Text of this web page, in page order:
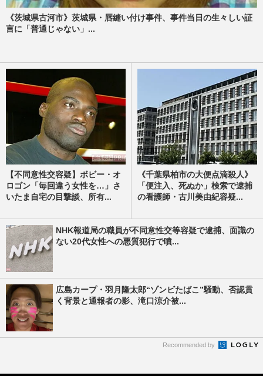
《茨城県古河市》茨城県・唇縫い付け事件、事件当日の生々しい証
言に「普通じゃない」...
【不同意性交容疑】ボビー・オ
ロゴン「毎回違う女性を…」さ
いたま自宅の目撃談、所有...
《千葉県柏市の大便点滴殺人》
「便注入、死ぬか」検索で逮捕
の看護師・古川美由紀容疑...
NHK報道局の職員が不同意性交等容疑で逮捕、面識の
ない20代女性への悪質犯行で噴...
広島カープ・羽月隆太郎“ゾンビたばこ”騒動、否認貫
く背景と通報者の影、滝口涼介被...
Recommended by